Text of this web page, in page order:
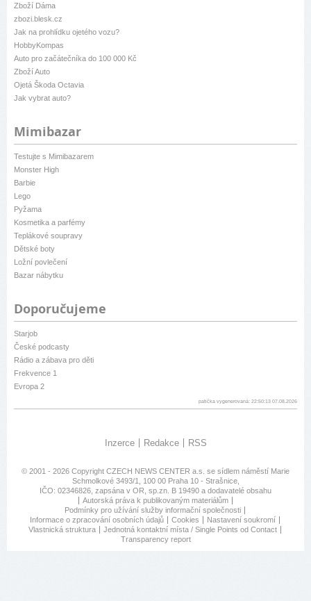
Zboží Dáma
zbozi.blesk.cz
Jak na prohlídku ojetého vozu?
HobbyKompas
Auto pro začátečníka do 100 000 Kč
Zboží Auto
Ojetá Škoda Octavia
Jak vybrat auto?
Mimibazar
Testujte s Mimibazarem
Monster High
Barbie
Lego
Pyžama
Kosmetika a parfémy
Teplákové soupravy
Dětské boty
Ložní povlečení
Bazar nábytku
Doporučujeme
Starjob
České podcasty
Rádio a zábava pro děti
Frekvence 1
Evropa 2
patička vygenerovaná: 22:50:13 07.08.2026
Inzerce Redakce RSS
© 2001 - 2026 Copyright CZECH NEWS CENTER a.s. se sídlem náměstí Marie
Schmolkové 3493/1, 100 00 Praha 10 - Strašnice,
IČO: 02346826, zapsána v OR, sp.zn. B 19490 a dodavatelé obsahu
Autorská práva k publikovaným materiálům
Podmínky pro užívání služby informační společnosti
Informace o zpracování osobních údajů
Cookies
Nastavení soukromí
Vlastnická struktura
Jednotná kontaktní místa / Single Points od Contact
Transparency report